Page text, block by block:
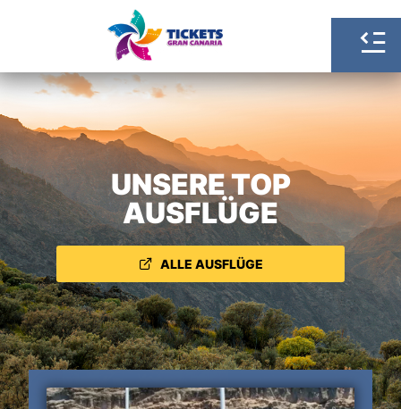
UNSERE TOP
AUSFLÜGE
ALLE AUSFLÜGE